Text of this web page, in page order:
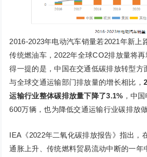
2016-2023年电动汽车销量若2021年新上
传统燃油车，2022年全球CO2排放量将
得一提的是，中国在交通低碳排放转型方
与全球交通运输部门排放量的增长相比，
运输行业整体碳排放量下降了3.1% ，中
600万辆，也为降低交通运输行业碳排放
IEA《2022年二氧化碳排放报告》指出，
通胀上升、传统燃料贸易流动中断的一年